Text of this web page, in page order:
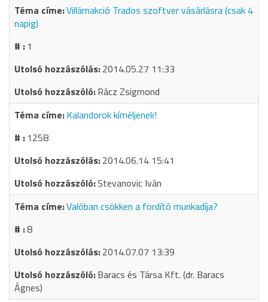
Villámakció Trados szoftver vásárlásra (csak 4
napig)
1
2014.05.27 11:33
Rácz Zsigmond
Kalandorok kíméljenek!
1258
2014.06.14 15:41
Stevanovic Iván
Valóban csökken a fordító munkadíja?
8
2014.07.07 13:39
Baracs és Társa Kft. (dr. Baracs
Ágnes)